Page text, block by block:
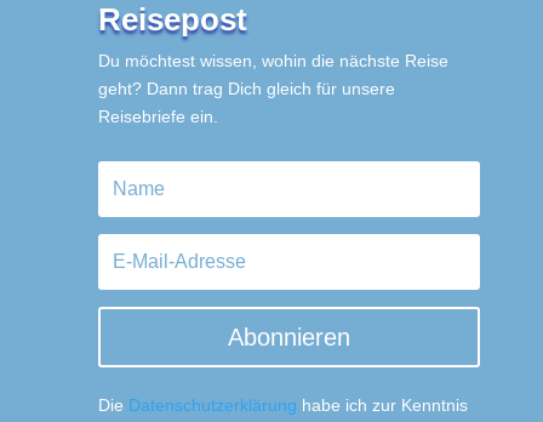
Reisepost
Du möchtest wissen, wohin die nächste Reise
geht? Dann trag Dich gleich für unsere
Reisebriefe ein.
Abonnieren
Die Datenschutzerklärung habe ich zur Kenntnis